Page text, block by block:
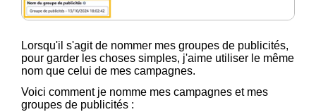
Lorsqu'il s'agit de nommer mes groupes de publicités,
pour garder les choses simples, j'aime utiliser le même
nom que celui de mes campagnes.
Voici comment je nomme mes campagnes et mes
groupes de publicités :